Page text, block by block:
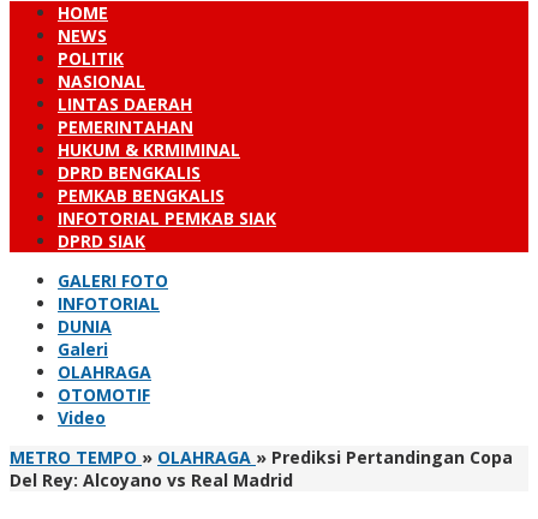
HOME
NEWS
POLITIK
NASIONAL
LINTAS DAERAH
PEMERINTAHAN
HUKUM & KRMIMINAL
DPRD BENGKALIS
PEMKAB BENGKALIS
INFOTORIAL PEMKAB SIAK
DPRD SIAK
GALERI FOTO
INFOTORIAL
DUNIA
Galeri
OLAHRAGA
OTOMOTIF
Video
METRO TEMPO » OLAHRAGA » Prediksi Pertandingan Copa
Del Rey: Alcoyano vs Real Madrid